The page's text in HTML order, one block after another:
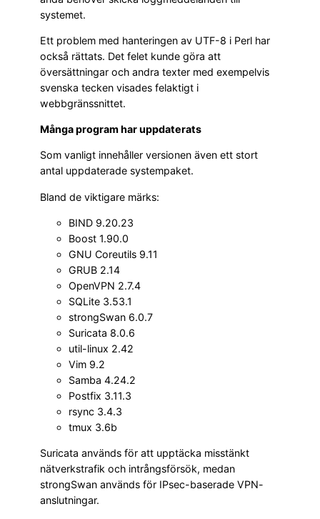
systemet.
Ett problem med hanteringen av UTF-8 i Perl har
också rättats. Det felet kunde göra att
översättningar och andra texter med exempelvis
svenska tecken visades felaktigt i
webbgränssnittet.
Många program har uppdaterats
Som vanligt innehåller versionen även ett stort
antal uppdaterade systempaket.
Bland de viktigare märks:
BIND 9.20.23
Boost 1.90.0
GNU Coreutils 9.11
GRUB 2.14
OpenVPN 2.7.4
SQLite 3.53.1
strongSwan 6.0.7
Suricata 8.0.6
util-linux 2.42
Vim 9.2
Samba 4.24.2
Postfix 3.11.3
rsync 3.4.3
tmux 3.6b
Suricata används för att upptäcka misstänkt
nätverkstrafik och intrångsförsök, medan
strongSwan används för IPsec-baserade VPN-
anslutningar.